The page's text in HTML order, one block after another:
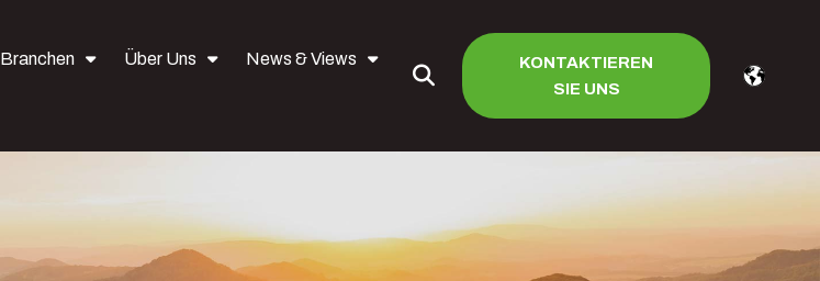
Branchen Über Uns
News & Views
KONTAKTIEREN
SIE UNS